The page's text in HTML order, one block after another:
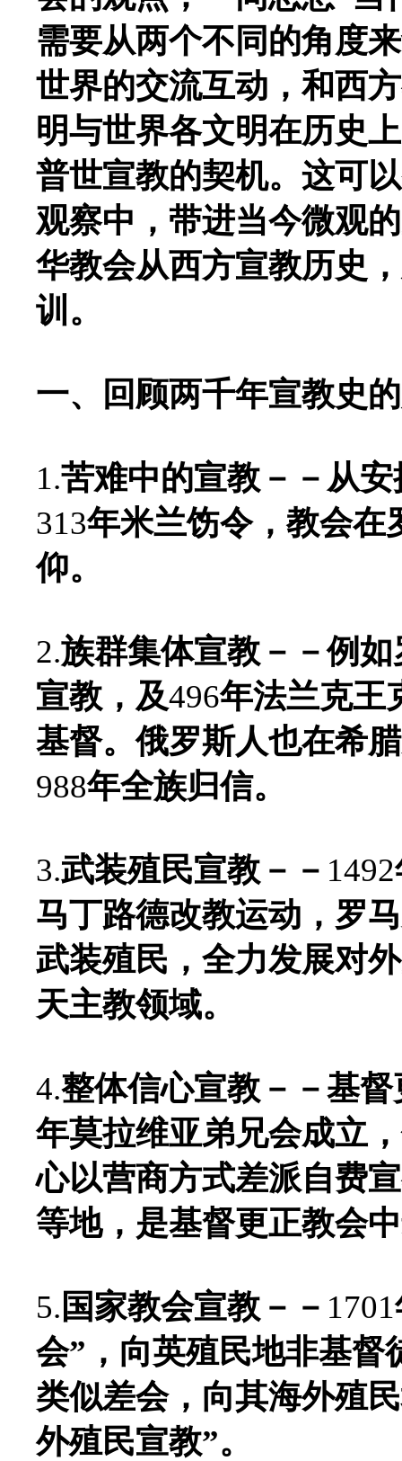
需要从两个不同的角度
世界的交流互动，和西
明与世界各文明在历史
普世宣教的契机。这可
观察中，带进当今微观
华教会从西方宣教历史
训。
一、回顾两千年宣教史
1.苦难中的宣教－－从
313年米兰饬令，教会在
仰。
2.族群集体宣教－－例
宣教，及496年法兰克王
基督。俄罗斯人也在希
988年全族归信。
3.武装殖民宣教－－ 1492
马丁路德改教运动，罗
武装殖民，全力发展对
天主教领域。
4.整体信心宣教－－基
年莫拉维亚弟兄会成立
心以营商方式差派自费
等地，是基督更正教会
5. 国家教会宣教－－ 1701
会”，向英殖民地非基督
类似差会，向其海外殖
外殖民宣教”。